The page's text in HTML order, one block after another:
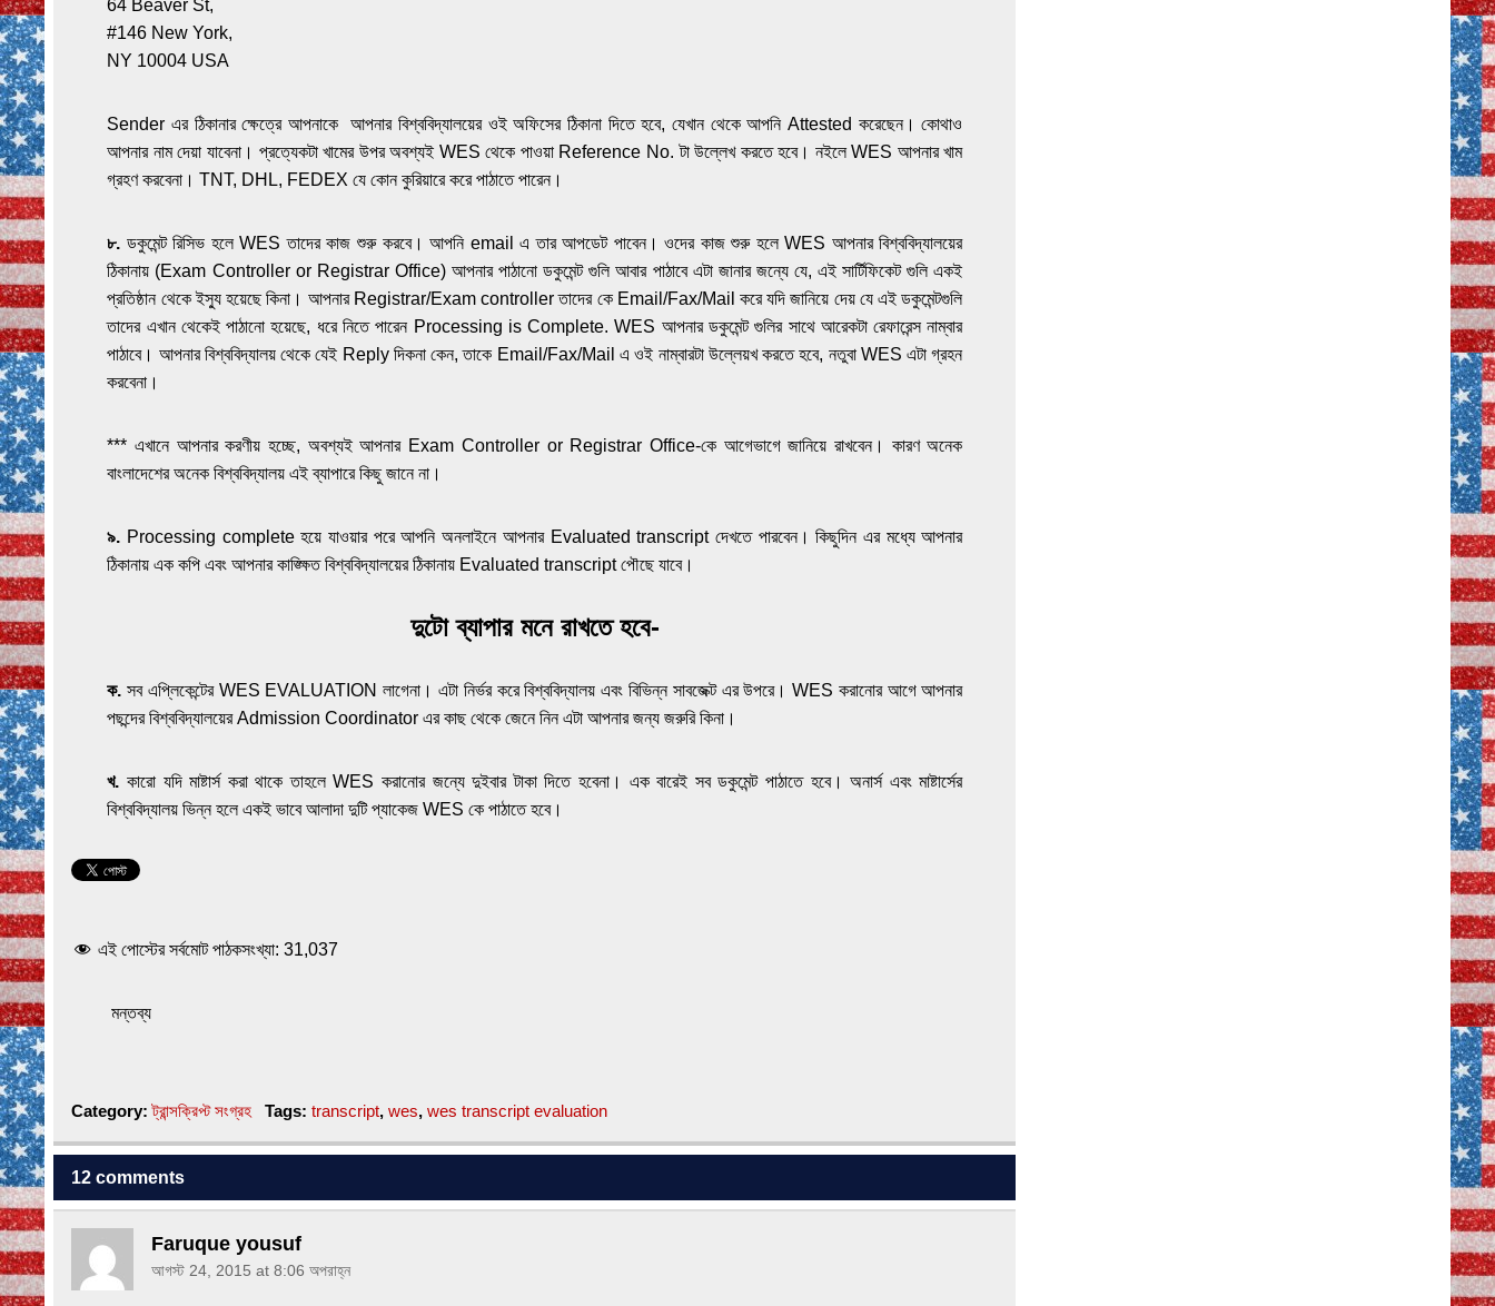
64 Beaver St,
#146 New York,
NY 10004 USA
Sender এর ঠিকানার ক্ষেত্রে আপনাকে আপনার বিশ্ববিদ্যালয়ের ওই অফিসের ঠিকানা দিতে হবে, যেখান থেকে আপনি Attested করেছেন। কোথাও
আপনার নাম দেয়া যাবেনা। প্রত্যেকটা খামের উপর অবশ্যই WES থেকে পাওয়া Reference No. টা উল্লেখ করতে হবে। নইলে WES আপনার খাম
গ্রহণ করবেনা। TNT, DHL, FEDEX যে কোন কুরিয়ারে করে পাঠাতে পারেন।
৮. ডকুমেন্ট রিসিভ হলে WES তাদের কাজ শুরু করবে। আপনি email এ তার আপডেট পাবেন। ওদের কাজ শুরু হলে WES আপনার বিশ্ববিদ্যালয়ের
ঠিকানায় (Exam Controller or Registrar Office) আপনার পাঠানো ডকুমেন্ট গুলি আবার পাঠাবে এটা জানার জন্যে যে, এই সার্টিফিকেট গুলি একই
প্রতিষ্ঠান থেকে ইস্যু হয়েছে কিনা। আপনার Registrar/Exam controller তাদের কে Email/Fax/Mail করে যদি জানিয়ে দেয় যে এই ডকুমেন্টগুলি
তাদের এখান থেকেই পাঠানো হয়েছে, ধরে নিতে পারেন Processing is Complete. WES আপনার ডকুমেন্ট গুলির সাথে আরেকটা রেফারেন্স নাম্বার
পাঠাবে। আপনার বিশ্ববিদ্যালয় থেকে যেই Reply দিকনা কেন, তাকে Email/Fax/Mail এ ওই নাম্বারটা উল্লেয়খ করতে হবে, নতুবা WES এটা গ্রহন
করবেনা।
*** এখানে আপনার করণীয় হচ্ছে, অবশ্যই আপনার Exam Controller or Registrar Office-কে আগেভাগে জানিয়ে রাখবেন। কারণ অনেক
বাংলাদেশের অনেক বিশ্ববিদ্যালয় এই ব্যাপারে কিছু জানে না।
৯. Processing complete হয়ে যাওয়ার পরে আপনি অনলাইনে আপনার Evaluated transcript দেখতে পারবেন। কিছুদিন এর মধ্যে আপনার
ঠিকানায় এক কপি এবং আপনার কাঙ্ক্ষিত বিশ্ববিদ্যালয়ের ঠিকানায় Evaluated transcript পৌছে যাবে।
দুটো ব্যাপার মনে রাখতে হবে-
ক. সব এপ্লিকেন্টের WES EVALUATION লাগেনা। এটা নির্ভর করে বিশ্ববিদ্যালয় এবং বিভিন্ন সাবজেক্ট এর উপরে। WES করানোর আগে আপনার
পছন্দের বিশ্ববিদ্যালয়ের Admission Coordinator এর কাছ থেকে জেনে নিন এটা আপনার জন্য জরুরি কিনা।
খ. কারো যদি মাষ্টার্স করা থাকে তাহলে WES করানোর জন্যে দুইবার টাকা দিতে হবেনা। এক বারেই সব ডকুমেন্ট পাঠাতে হবে। অনার্স এবং মাষ্টার্সের
বিশ্ববিদ্যালয় ভিন্ন হলে একই ভাবে আলাদা দুটি প্যাকেজ WES কে পাঠাতে হবে।
এই পোস্টের সর্বমোট পাঠকসংখ্যা:31,037
মন্তব্য
Category:ট্রান্সক্রিপ্ট সংগ্রহ Tags: transcript, wes, wes transcript evaluation
12 comments
Faruque yousuf
আগস্ট 24, 2015 at 8:06 অপরাহ্ন